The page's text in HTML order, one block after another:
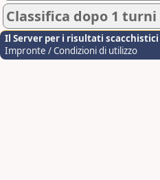
Classifica dopo 1 turni
Il Server per i risultati scacchistici
Impronte / Condizioni di utilizzo